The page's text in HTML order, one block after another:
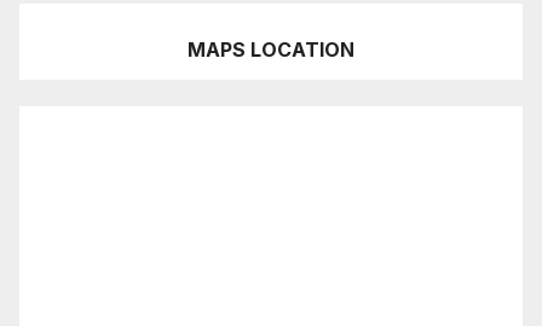
MAPS LOCATION